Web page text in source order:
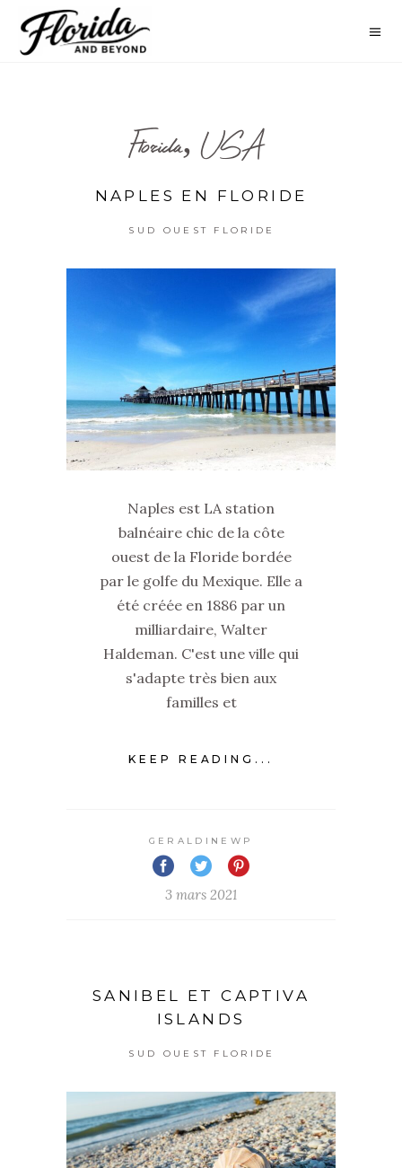
Florida, USA
NAPLES EN FLORIDE
SUD OUEST FLORIDE
Naples est LA station
balnéaire chic de la côte
ouest de la Floride bordée
par le golfe du Mexique. Elle a
été créée en 1886 par un
milliardaire, Walter
Haldeman. C'est une ville qui
s'adapte très bien aux
familles et
KEEP READING...
GERALDINEWP
3 mars 2021
SANIBEL ET CAPTIVA
ISLANDS
SUD OUEST FLORIDE